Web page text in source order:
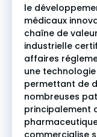
le
médicaux
chaîne de
industrielle
affaires
une
permettant de
nombreuses
principalement
commercialise